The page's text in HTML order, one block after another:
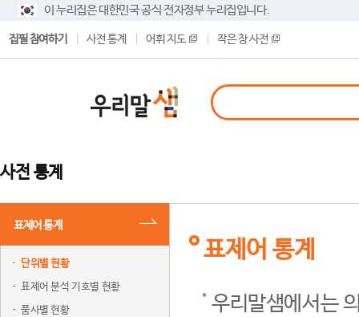
이 누리집은 대한민국 공식 전자정부 누리집입니다.
집필 참여하기 사전 통계 어휘 지도 작은 창 사전
사전 통계
표제어 통계
단위별 현황
표제어 분석 기호별 현황
품사별 현황
표제어 통계
우리말샘에서는